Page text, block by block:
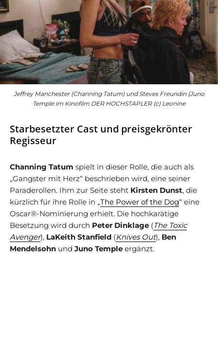
Jeffrey Manchester (Channing Tatum) und Steves Freundin (Juno
Temple im Kinofilm DER HOCHSTAPLER (c) Leonine
Starbesetzter Cast und preisgekrönter
Regisseur
Channing Tatum spielt in dieser Rolle, die auch als
„Gangster mit Herz“ beschrieben wird, eine seiner
Paraderollen. Ihm zur Seite steht Kirsten Dunst, die
kürzlich für ihre Rolle in „The Power of the Dog“ eine
Oscar®-Nominierung erhielt. Die hochkarätige
Besetzung wird durch Peter Dinklage (The Toxic
Avenger), LaKeith Stanfield (Knives Out), Ben
Mendelsohn und Juno Temple ergänzt.